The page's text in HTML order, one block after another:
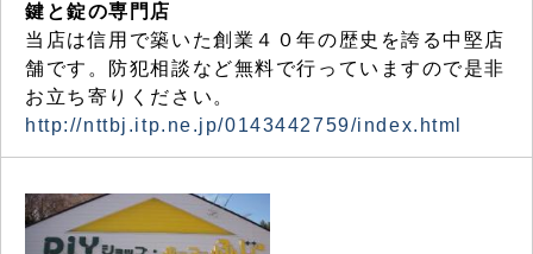
鍵と錠の専門店
当店は信用で築いた創業４０年の歴史を誇る中堅店
舗です。防犯相談など無料で行っていますので是非
お立ち寄りください。
http://nttbj.itp.ne.jp/0143442759/index.html